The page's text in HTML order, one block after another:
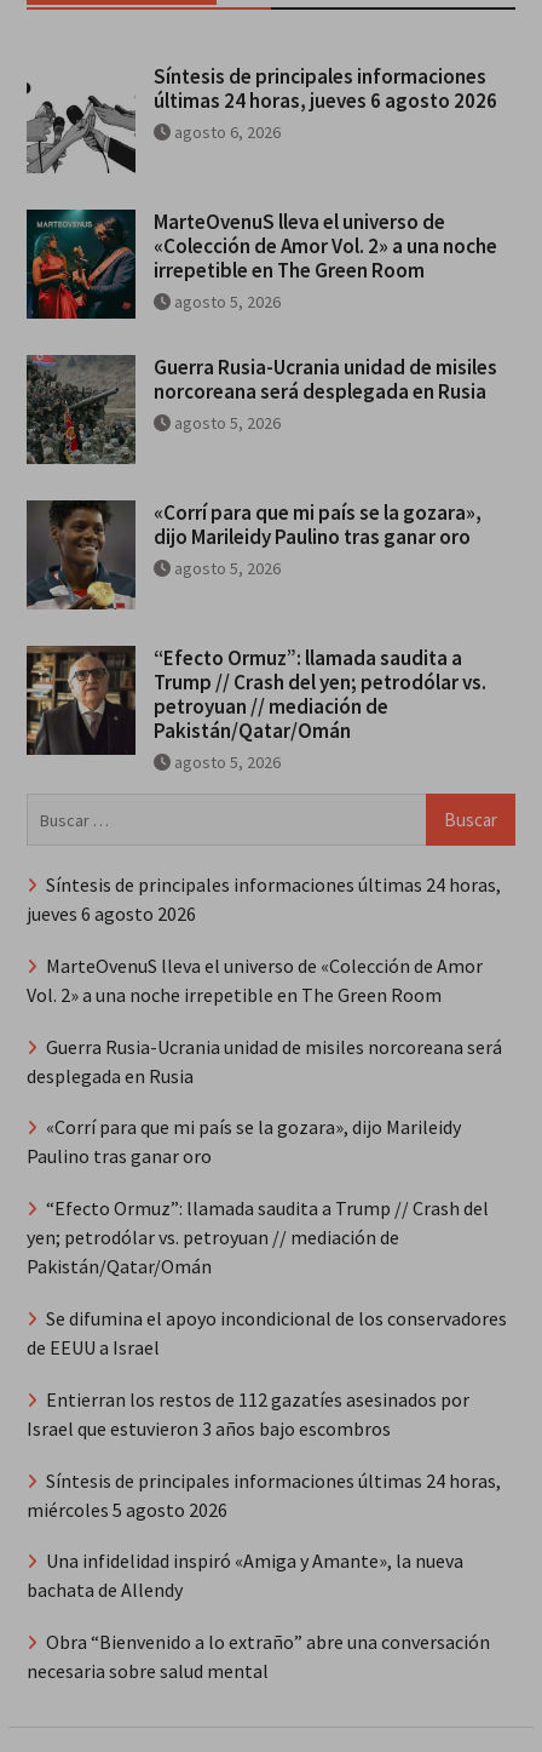
Síntesis de principales informaciones
últimas 24 horas, jueves 6 agosto 2026
agosto 6, 2026
MarteOvenuS lleva el universo de
«Colección de Amor Vol. 2» a una noche
irrepetible en The Green Room
agosto 5, 2026
Guerra Rusia-Ucrania unidad de misiles
norcoreana será desplegada en Rusia
agosto 5, 2026
«Corrí para que mi país se la gozara»,
dijo Marileidy Paulino tras ganar oro
agosto 5, 2026
“Efecto Ormuz”: llamada saudita a
Trump // Crash del yen; petrodólar vs.
petroyuan // mediación de
Pakistán/Qatar/Omán
agosto 5, 2026
Síntesis de principales informaciones últimas 24 horas,
jueves 6 agosto 2026
MarteOvenuS lleva el universo de «Colección de Amor
Vol. 2» a una noche irrepetible en The Green Room
Guerra Rusia-Ucrania unidad de misiles norcoreana será
desplegada en Rusia
«Corrí para que mi país se la gozara», dijo Marileidy
Paulino tras ganar oro
“Efecto Ormuz”: llamada saudita a Trump // Crash del
yen; petrodólar vs. petroyuan // mediación de
Pakistán/Qatar/Omán
Se difumina el apoyo incondicional de los conservadores
de EEUU a Israel
Entierran los restos de 112 gazatíes asesinados por
Israel que estuvieron 3 años bajo escombros
Síntesis de principales informaciones últimas 24 horas,
miércoles 5 agosto 2026
Una infidelidad inspiró «Amiga y Amante», la nueva
bachata de Allendy
Obra “Bienvenido a lo extraño” abre una conversación
necesaria sobre salud mental